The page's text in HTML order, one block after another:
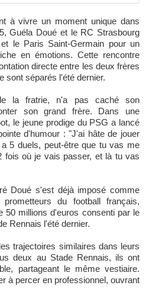
Guéla Doué et le RC Strasbourg
le Paris Saint-Germain pour un
en émotions. Cette rencontre
directe entre les deux frères
sont séparés l'été dernier.
la fratrie, n'a pas caché son
son grand frère. Dans une
le jeune prodige du PSG a lancé
d'humour : "J'ai hâte de jouer
5 duels, peut-être que tu vas me
fois où je vais passer, et là tu vas
Doué s'est déjà imposé comme
du football français,
50 millions d'euros consenti par le
Rennais l'été dernier.
trajectoires similaires dans leurs
deux au Stade Rennais, ils ont
partageant le même vestiaire.
à percer en professionnel, ouvrant